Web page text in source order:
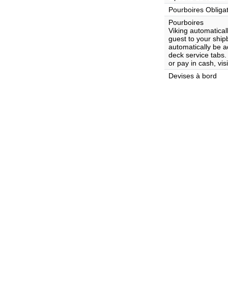
Pourboires
Pourboires
Viking
guest to your
automatically be
deck service
or pay in cash,
Devises à bord